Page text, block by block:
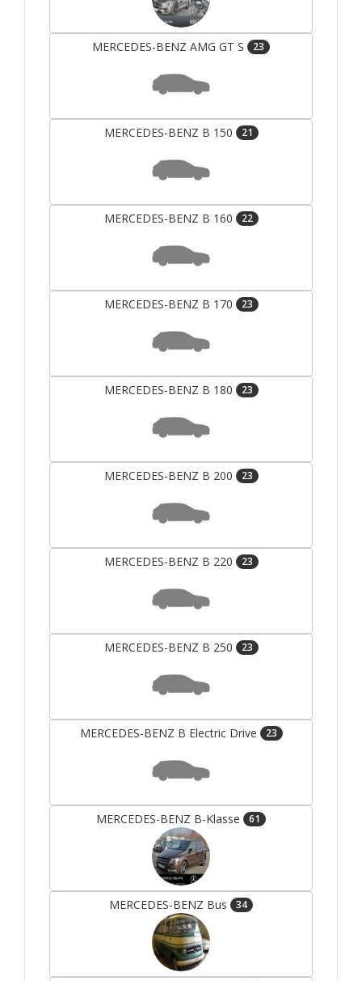
MERCEDES-BENZ AMG GT S 23
MERCEDES-BENZ B 150 21
MERCEDES-BENZ B 160 22
MERCEDES-BENZ B 170 23
MERCEDES-BENZ B 180 23
MERCEDES-BENZ B 200 23
MERCEDES-BENZ B 220 23
MERCEDES-BENZ B 250 23
MERCEDES-BENZ B Electric Drive 23
MERCEDES-BENZ B-Klasse 61
MERCEDES-BENZ Bus 34